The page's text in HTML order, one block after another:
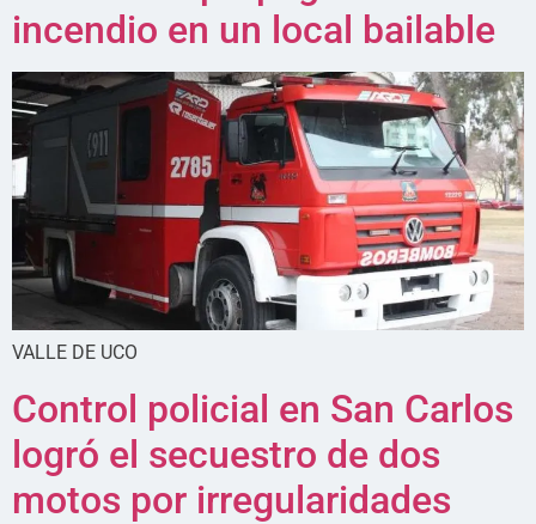
incendio en un local bailable
VALLE DE UCO
Control policial en San Carlos
logró el secuestro de dos
motos por irregularidades